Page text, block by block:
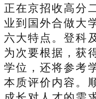
正在京招收高分
业到国外合做大
六大特点。登科
为次要根据，获
学位，还将参考
本质评价内容。